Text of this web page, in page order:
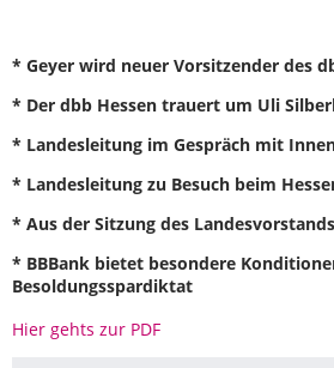
* Geyer wird neuer Vorsitzender des
* Der dbb Hessen trauert um Uli
* Landesleitung im Gespräch mit
* Landesleitung zu Besuch beim
* Aus der Sitzung des Landesvorstands
* BBBank bietet besondere
Besoldungsspardiktat
Hier gehts zur PDF